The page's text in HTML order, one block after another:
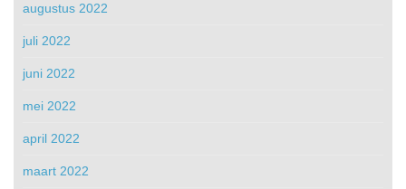
augustus 2022
juli 2022
juni 2022
mei 2022
april 2022
maart 2022